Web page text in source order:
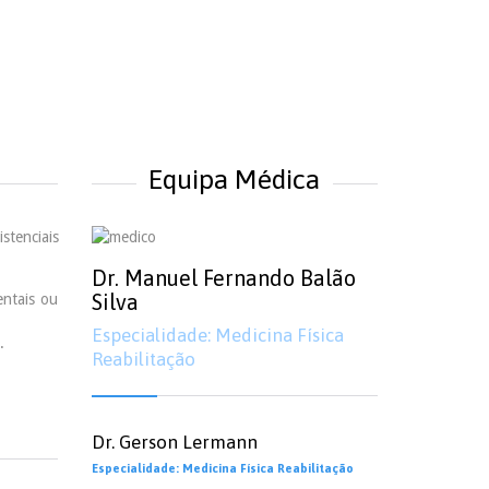
ou
Equipa Médica
Dr. Manuel Fernando Balão
Silva
Especialidade: Medicina Física
Reabilitação
Dr. Gerson Lermann
Especialidade: Medicina Física Reabilitação